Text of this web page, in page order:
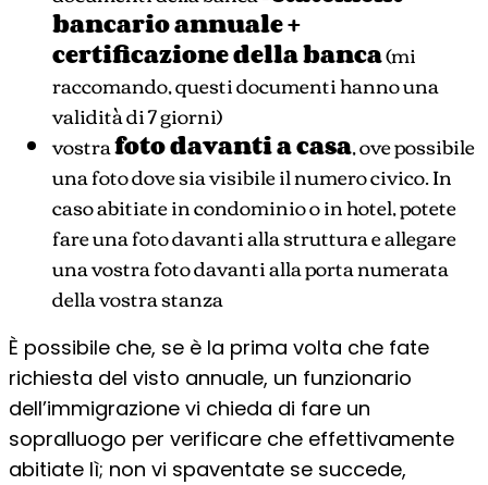
bancario annuale +
certificazione della banca(mi
raccomando, questi documenti hanno una
validità di 7 giorni)
vostrafoto davanti a casa, ove possibile
una foto dove sia visibile il numero civico. In
caso abitiate in condominio o in hotel, potete
fare una foto davanti alla struttura e allegare
una vostra foto davanti alla porta numerata
della vostra stanza
È possibile che, se è la prima volta che fate
richiesta del visto annuale, un funzionario
dell’immigrazione vi chieda di fare un
sopralluogo per verificare che effettivamente
abitiate lì; non vi spaventate se succede,